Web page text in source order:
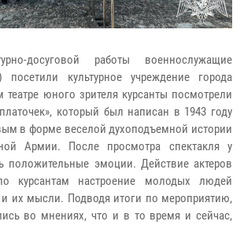
досуговой работы военнослужащие
посетили культурное учреждение города
юного зрителя курсанты посмотрели
который был написан в 1943 году
в форме веселой духоподъемной истории
Армии. После просмотра спектакля у
положительные эмоции. Действие актеров
курсантам настроение молодых людей
их мысли. Подводя итоги по мероприятию,
во мнениях, что и в то время и сейчас,